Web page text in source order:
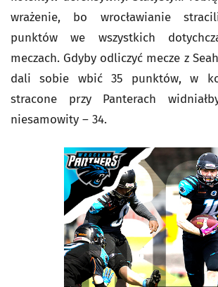
wrażenie, bo wrocławianie
punktów we wszystkich
meczach. Gdyby odliczyć mecze z
dali sobie wbić 35 punktów, w
stracone przy Panterach
niesamowity – 34.